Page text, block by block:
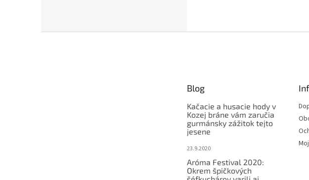
Blog
Kačacie a husacie hody v
Kozej bráne vám zaručia
gurmánsky zážitok tejto
jesene
23.9.2020
Aróma Festival 2020:
Okrem špičkových